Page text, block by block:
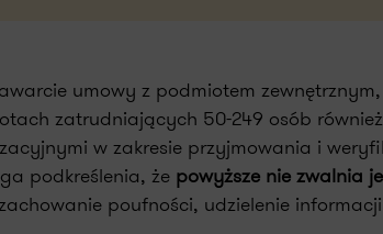
umowy z podmiotem
zatrudniających 50-249 osób
w zakresie przyjmowania i
podkreślenia, że powyższe nie zwalnia
poufności, udzielenie